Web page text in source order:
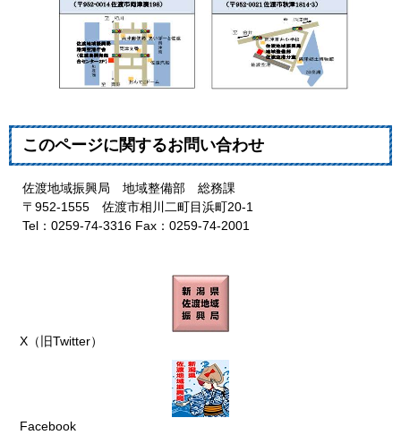
このページに関するお問い合わせ
佐渡地域振興局 地域整備部 総務課
〒952-1555 佐渡市相川二町目浜町20-1
Tel：0259-74-3316 Fax：0259-74-2001
X（旧Twitter）
Facebook